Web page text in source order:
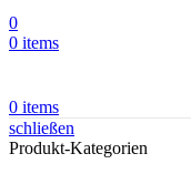
0
0 items
0 items
schließen
Produkt-Kategorien